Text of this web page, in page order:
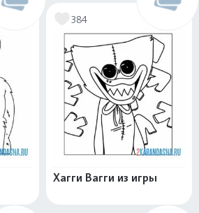
384
Хагги Вагги из игры